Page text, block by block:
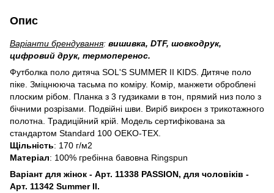
Опис
Варіанти брендування: вишивка, DTF, шовкодрук,
цифровий друк, термоперенос.
Футболка поло дитяча SOL'S SUMMER II KIDS. Дитяче поло
піке. Зміцнююча тасьма по коміру. Комір, манжети оброблені
плоским рібом. Планка з 3 гудзиками в тон, прямий низ поло з
бічними розрізами. Подвійні шви. Виріб викроєн з трикотажного
полотна. Традиційний крій. Модель сертифікована за
стандартом Standard 100 ОEKO-TEX.
Щільність: 170 г/м2
Матеріал: 100% гребінна бавовна Ringspun
Варіант для жінок - Арт. 11338 PASSION, для чоловіків -
Арт. 11342 Summer II.